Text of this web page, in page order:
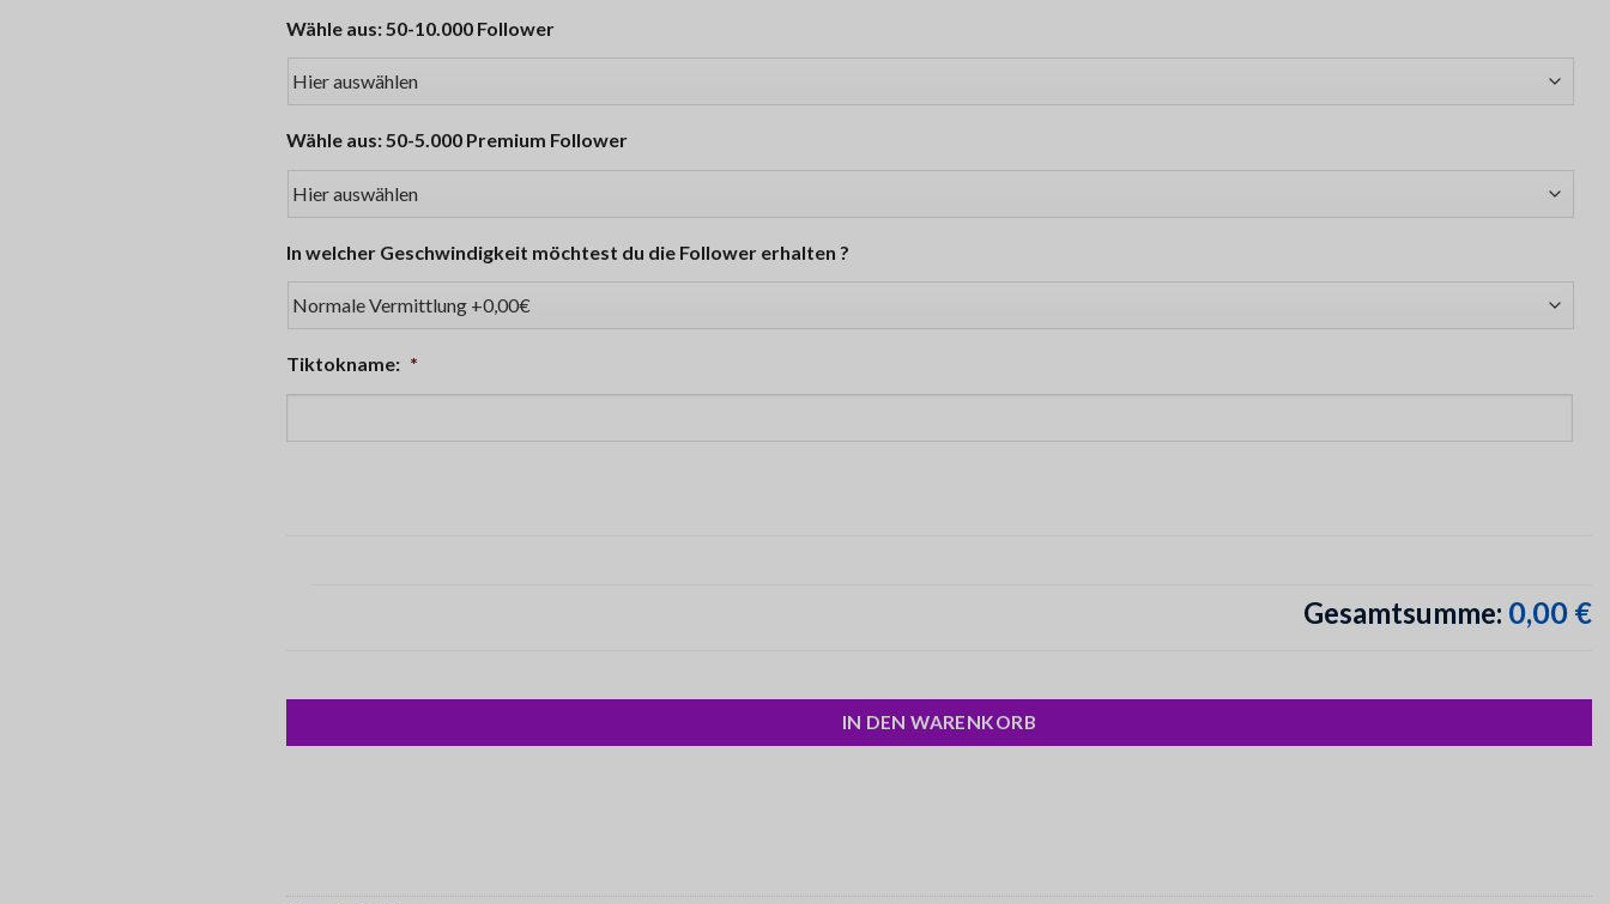
Wähle aus: 50-10.000 Follower
Wähle aus: 50-5.000 Premium Follower
In welcher Geschwindigkeit möchtest du die Follower erhalten ?
Tiktokname: *
Gesamtsumme: 0,00 €
IN DEN WARENKORB